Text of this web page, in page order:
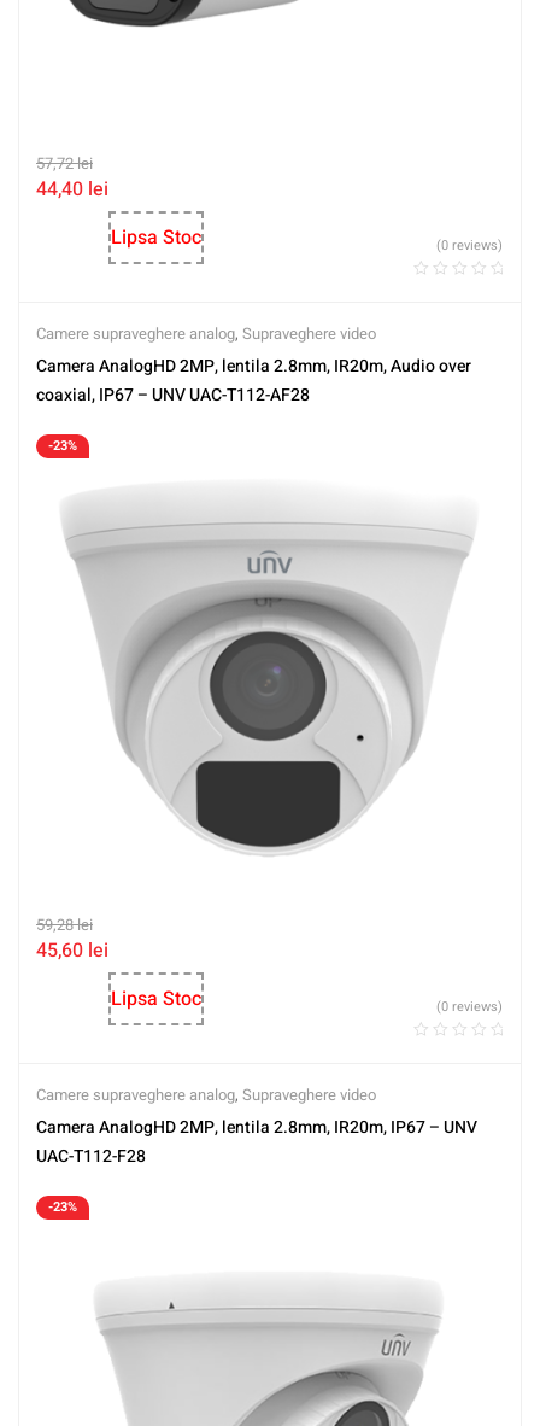
57,72lei
44,40 lei
Lipsa Stoc
(0 reviews)
Camere supraveghere analog, Supraveghere video
Camera AnalogHD 2MP, lentila 2.8mm, IR20m, Audio over
coaxial, IP67 – UNV UAC-T112-AF28
-23%
59,28lei
45,60 lei
Lipsa Stoc
(0 reviews)
Camere supraveghere analog, Supraveghere video
Camera AnalogHD 2MP, lentila 2.8mm, IR20m, IP67 – UNV
UAC-T112-F28
-23%